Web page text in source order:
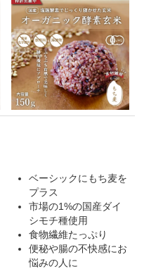
ベーシックにもち麦を
プラス
市場の1%の国産ダイ
シモチ種使用
食物繊維たっぷり
便秘や腸の不快感にお
悩みの人に